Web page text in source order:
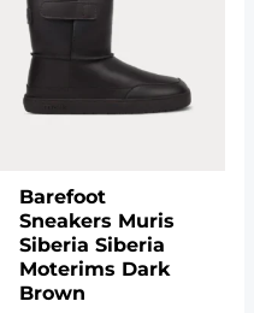
Barefoot
Sneakers Muris
Siberia Siberia
Moterims Dark
Brown